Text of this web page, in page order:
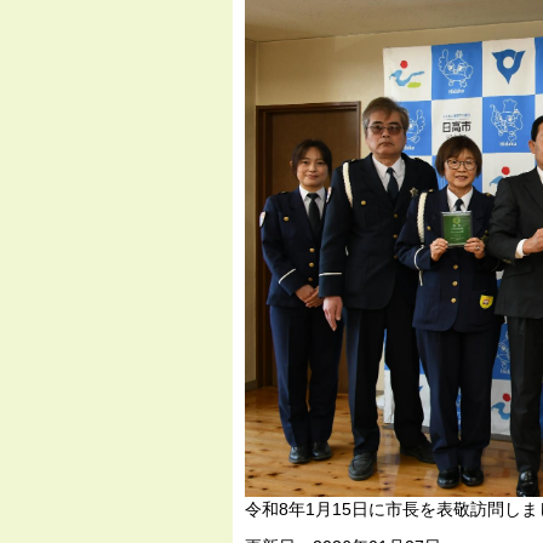
令和8年1月15日に市長を表敬訪問しま